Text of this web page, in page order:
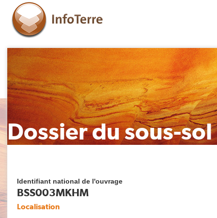
Dossier du sous-sol
Identifiant national de l'ouvrage
BSS003MKHM
Localisation